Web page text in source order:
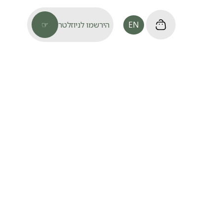
EN הירשמו לניוזלטר ☞